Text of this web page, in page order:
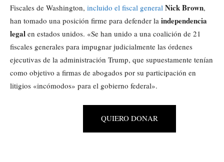
Fiscales de Washington, incluido el fiscal general Nick Brown,
han tomado una posición firme para defender la independencia
legal en estados unidos. «Se han unido a una coalición de 21
fiscales generales para impugnar judicialmente las órdenes
ejecutivas de la administración Trump, que supuestamente tenían
como objetivo a firmas de abogados por su participación en
litigios «incómodos» para el gobierno federal».
QUIERO DONAR